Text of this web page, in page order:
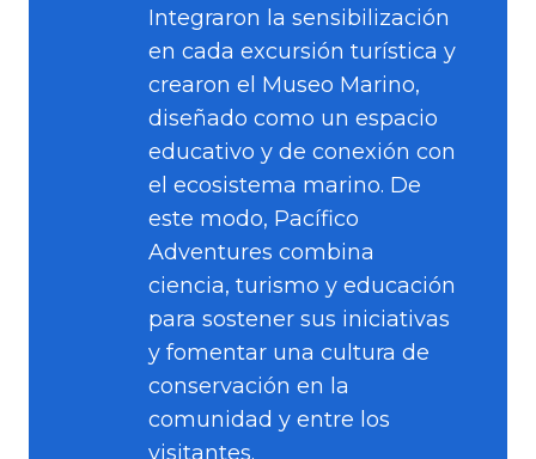
Integraron la sensibilización
en cada excursión turística y
crearon el Museo Marino,
diseñado como un espacio
educativo y de conexión con
el ecosistema marino. De
este modo, Pacífico
Adventures combina
ciencia, turismo y educación
para sostener sus iniciativas
y fomentar una cultura de
conservación en la
comunidad y entre los
visitantes.